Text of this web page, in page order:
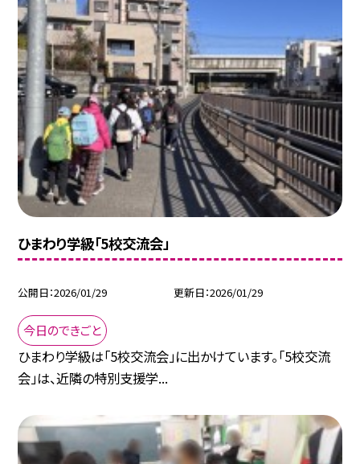
ひまわり学級「5校交流会」
公開日 2026/01/29 更新日 2026/01/29
今日のできごと
ひまわり学級は「5校交流会」に出かけています。「5校交流
会」は、近隣の特別支援学...